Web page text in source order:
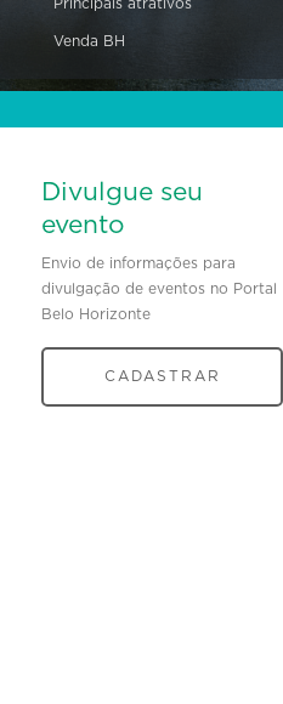
Principais atrativos
Venda BH
Divulgue seu
evento
Envio de informações para
divulgação de eventos no Portal
Belo Horizonte
CADASTRAR